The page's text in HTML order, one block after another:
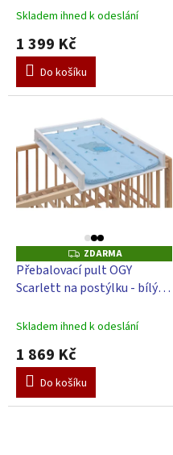
Skladem ihned k odeslání
1 399 Kč
Do košíku
Z
D
A
R
M
ZDARMA
Přebalovací pult OGY
Scarlett na postýlku - bílý -
Slon - Modrý
Skladem ihned k odeslání
1 869 Kč
Do košíku